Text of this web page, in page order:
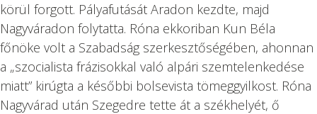
körül forgott. Pályafutását Aradon kezdte, majd
Nagyváradon folytatta. Róna ekkoriban Kun Béla
főnöke volt a Szabadság szerkesztőségében, ahonnan
a „szocialista frázisokkal való alpári szemtelenkedése
miatt” kirúgta a későbbi bolsevista tömeggyilkost. Róna
Nagyvárad után Szegedre tette át a székhelyét, ő